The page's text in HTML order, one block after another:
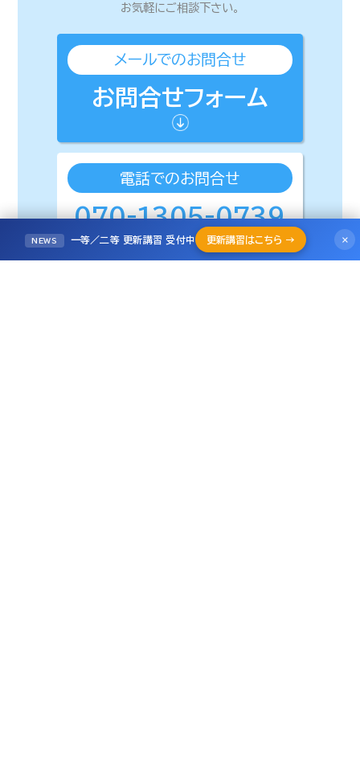
お気軽にご相談下さい。
メールでのお問合せ
お問合せフォーム
電話でのお問合せ
070-1305-0739
受付時間 月〜金 9:00〜18:00
NEWS 一等／二等 更新講習 受付中 更新講習はこちら → ×